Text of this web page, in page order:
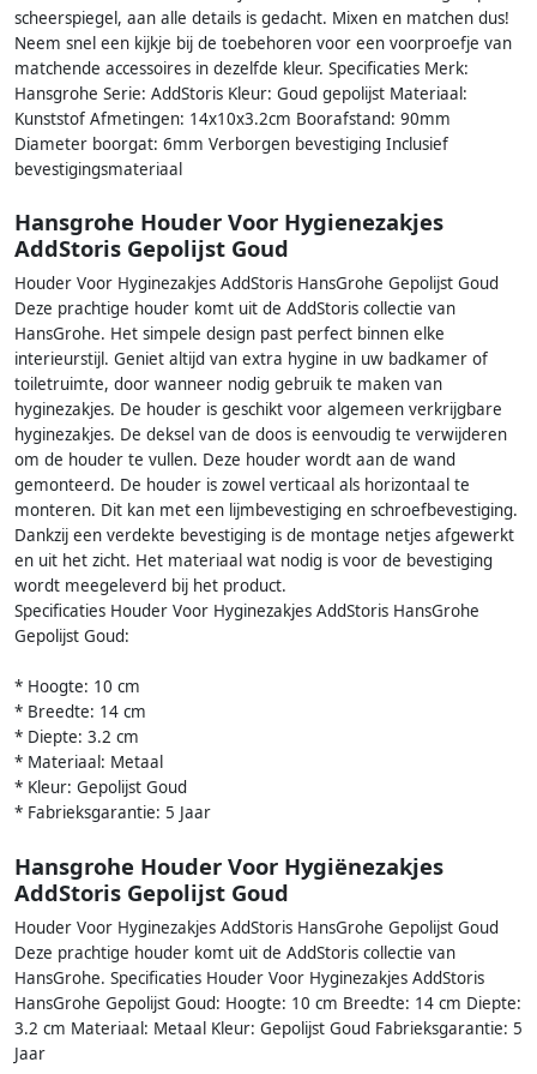
scheerspiegel, aan alle details is gedacht. Mixen en matchen dus!
Neem snel een kijkje bij de toebehoren voor een voorproefje van
matchende accessoires in dezelfde kleur. Specificaties Merk:
Hansgrohe Serie: AddStoris Kleur: Goud gepolijst Materiaal:
Kunststof Afmetingen: 14x10x3.2cm Boorafstand: 90mm
Diameter boorgat: 6mm Verborgen bevestiging Inclusief
bevestigingsmateriaal
Hansgrohe Houder Voor Hygienezakjes
AddStoris Gepolijst Goud
Houder Voor Hyginezakjes AddStoris HansGrohe Gepolijst Goud
Deze prachtige houder komt uit de AddStoris collectie van
HansGrohe. Het simpele design past perfect binnen elke
interieurstijl. Geniet altijd van extra hygine in uw badkamer of
toiletruimte, door wanneer nodig gebruik te maken van
hyginezakjes. De houder is geschikt voor algemeen verkrijgbare
hyginezakjes. De deksel van de doos is eenvoudig te verwijderen
om de houder te vullen. Deze houder wordt aan de wand
gemonteerd. De houder is zowel verticaal als horizontaal te
monteren. Dit kan met een lijmbevestiging en schroefbevestiging.
Dankzij een verdekte bevestiging is de montage netjes afgewerkt
en uit het zicht. Het materiaal wat nodig is voor de bevestiging
wordt meegeleverd bij het product.
Specificaties Houder Voor Hyginezakjes AddStoris HansGrohe
Gepolijst Goud:
* Hoogte: 10 cm
* Breedte: 14 cm
* Diepte: 3.2 cm
* Materiaal: Metaal
* Kleur: Gepolijst Goud
* Fabrieksgarantie: 5 Jaar
Hansgrohe Houder Voor Hygiënezakjes
AddStoris Gepolijst Goud
Houder Voor Hyginezakjes AddStoris HansGrohe Gepolijst Goud
Deze prachtige houder komt uit de AddStoris collectie van
HansGrohe. Specificaties Houder Voor Hyginezakjes AddStoris
HansGrohe Gepolijst Goud: Hoogte: 10 cm Breedte: 14 cm Diepte:
3.2 cm Materiaal: Metaal Kleur: Gepolijst Goud Fabrieksgarantie: 5
Jaar